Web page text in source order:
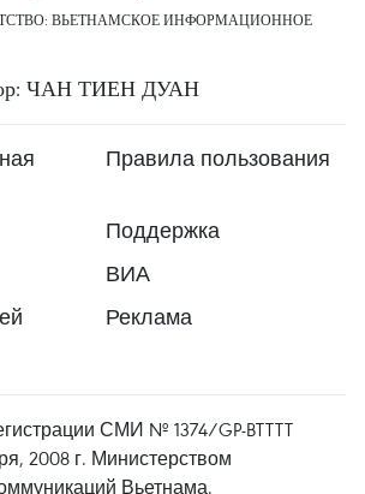
ВЬЕТНАМСКОЕ ИНФОРМАЦИОННОЕ
ЧАН ТИЕН ДУАН
Правила пользования
Поддержка
ВИА
Реклама
СМИ № 1374/GP-BTTTT
2008 г. Министерством
Вьетнама.